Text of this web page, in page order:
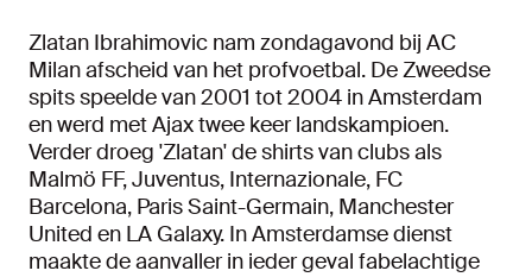
Zlatan Ibrahimovic nam zondagavond bij AC
Milan afscheid van het profvoetbal. De Zweedse
spits speelde van 2001 tot 2004 in Amsterdam
en werd met Ajax twee keer landskampioen.
Verder droeg 'Zlatan' de shirts van clubs als
Malmö FF, Juventus, Internazionale, FC
Barcelona, Paris Saint-Germain, Manchester
United en LA Galaxy. In Amsterdamse dienst
maakte de aanvaller in ieder geval fabelachtige